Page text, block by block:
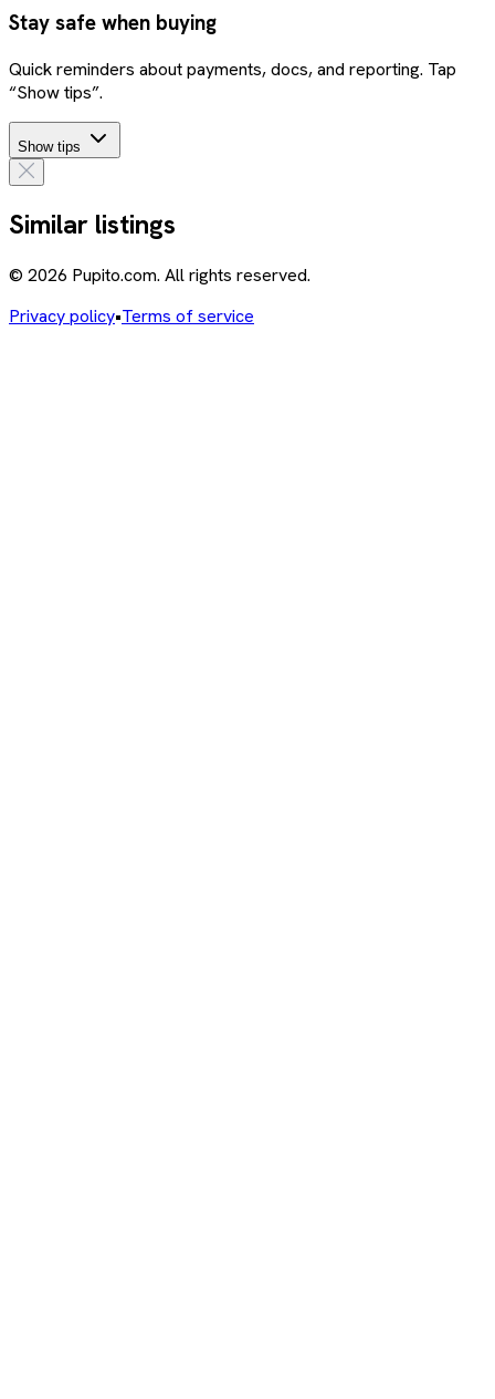
Stay safe when buying
Quick reminders about payments, docs, and reporting. Tap
“Show tips”.
Show tips
Similar listings
© 2026 Pupito.com. All rights reserved.
Privacy policy•Terms of service